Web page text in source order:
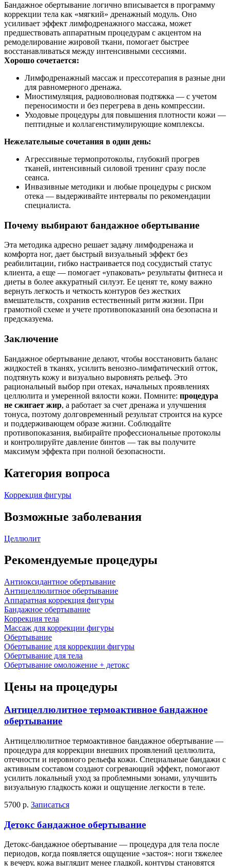
Бандажное обертывание логично вписывается в программу
коррекции тела как «мягкий» дренажный модуль. Оно
усиливает эффект лимфодренажного массажа, может
предшествовать аппаратным процедурам с акцентом на
ремоделирование жировой ткани, помогает быстрее
восстанавливаться между интенсивными сессиями.
Хорошо сочетается:
Лимфодренажный массаж и прессотерапия в разные дни
для равномерного дренажа.
Миостимуляция, радиоволновая подтяжка — с учетом
переносимости и без перегрева в день компрессии.
Уходовые процедуры для повышения плотности кожи —
пептидные и коллагенстимулирующие комплексы.
Нежелательные сочетания в один день:
Агрессивные термопротоколы, глубокий прогрев
тканей, интенсивный силовой тренинг сразу после
сеанса.
Инвазивные методики и любые процедуры с риском
отека — выдерживайте интервалы по рекомендации
специалиста.
Почему выбирают бандажное обертывание
Эта методика адресно решает задачу лимфодренажа и
комфорта ног, дает быстрый визуальный эффект без
реабилитации, гибко настраивается под сосудистый статус
клиента, а еще — помогает «упаковать» результаты фитнеса и
диеты в более аккуратный силуэт. Ее ценят те, кому важно
вернуть легкость и четкость контуров без жестких
вмешательств, сохранив естественный ритм жизни. При
грамотной схеме и учете противопоказаний она безопасна и
предсказуема.
Заключение
Бандажное обертывание делают, чтобы восстановить баланс
жидкостей в тканях, усилить венозно‑лимфатический отток,
подтянуть кожу и визуально выровнять рельеф. Это
рациональный выбор при отеках, начальных проявлениях
целлюлита и умеренной вялости кожи. Помните: процедура
не сжигает жир, а работает за счет дренажа и улучшения
тонуса, поэтому долговременный результат строится на курсе
и поддерживающем образе жизни. Соблюдайте
противопоказания, выбирайте профессиональные протоколы
и контролируйте давление бинтов — так вы получите
максимум эффекта при полной безопасности.
Категория вопроса
Коррекция фигуры
Возможные заболевания
Целлюлит
Рекомендуемые процедуры
Антиоксидантное обертывание
Антицеллюлитное обертывание
Аппаратная коррекция фигуры
Бандажное обертывание
Коррекция тела
Массаж для коррекции фигуры
Обертывание
Обертывание для коррекции фигуры
Обертывание для тела
Обертывание омоложение + детокс
Цены на процедуры
Антицеллюлитное термоактивное бандажное
обертывание
Антицеллюлитное термоактивное бандажное обертывание —
процедура для коррекции внешних проявлений целлюлита,
отечности и неровного рельефа кожи. Специальные бандажи с
активным составом создают согревающий эффект, помогают
усилить локальный уход за проблемными зонами, улучшить
визуальную гладкость кожи и ощущение легкости в теле.
5700 р. Записаться
Детокс бандажное обертывание
Детокс-бандажное обертывание — процедура для тела после
периодов, когда появляется ощущение «застоя»: ноги тяжелее
к вечеру, кожа выглядит менее гладкой, контуры становятся